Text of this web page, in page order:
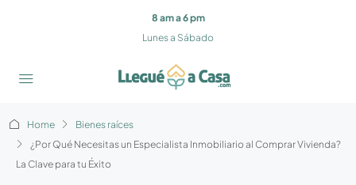
8 am a 6 pm
Lunes a Sábado
Home
Bienes raíces
¿Por Qué Necesitas un Especialista Inmobiliario al Comprar Vivienda?
La Clave para tu Éxito